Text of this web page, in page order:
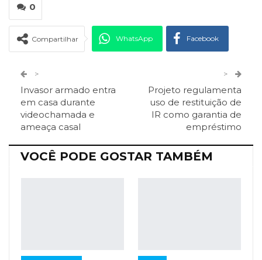
0
Compartilhar WhatsApp Facebook
Telegram
Facebook Messenger O email
>
Invasor armado entra
em casa durante
videochamada e
ameaça casal
>
Projeto regulamenta
uso de restituição de
IR como garantia de
empréstimo
VOCÊ PODE GOSTAR TAMBÉM